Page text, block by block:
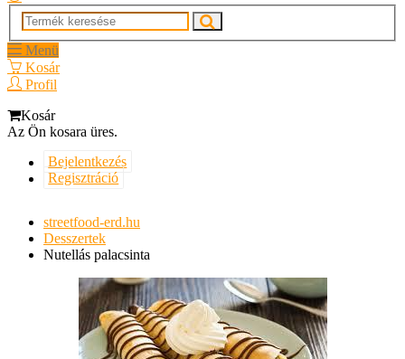
Menü
Kosár
Profil
Kosár
Az Ön kosara üres.
Bejelentkezés
Regisztráció
streetfood-erd.hu
Desszertek
Nutellás palacsinta